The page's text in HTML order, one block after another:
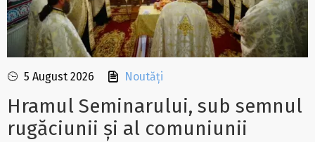
5 August 2026 Noutăți
Hramul Seminarului, sub semnul
rugăciunii și al comuniunii